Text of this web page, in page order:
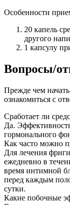
Особенности
20 капель
другого
1 капсулу
Вопросы/
Прежде чем
ознакомиться с
Сработает ли
Да.
гормонального
Как часто можно
Для лечения
ежедневно в
время интимной
перед каждым
сутки.
Какие побочные